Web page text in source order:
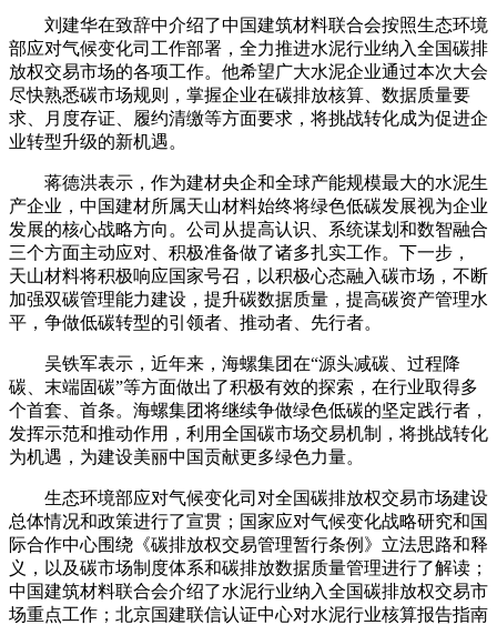
刘建华在致辞中介绍了中国建筑材料联合会按照生态环境
部应对气候变化司工作部署，全力推进水泥行业纳入全国碳排
放权交易市场的各项工作。他希望广大水泥企业通过本次大会
尽快熟悉碳市场规则，掌握企业在碳排放核算、数据质量要
求、月度存证、履约清缴等方面要求，将挑战转化成为促进企
业转型升级的新机遇。
蒋德洪表示，作为建材央企和全球产能规模最大的水泥生
产企业，中国建材所属天山材料始终将绿色低碳发展视为企业
发展的核心战略方向。公司从提高认识、系统谋划和数智融合
三个方面主动应对、积极准备做了诸多扎实工作。下一步，
天山材料将积极响应国家号召，以积极心态融入碳市场，不断
加强双碳管理能力建设，提升碳数据质量，提高碳资产管理水
平，争做低碳转型的引领者、推动者、先行者。
吴铁军表示，近年来，海螺集团在“源头减碳、过程降
碳、末端固碳”等方面做出了积极有效的探索，在行业取得多
个首套、首条。海螺集团将继续争做绿色低碳的坚定践行者，
发挥示范和推动作用，利用全国碳市场交易机制，将挑战转化
为机遇，为建设美丽中国贡献更多绿色力量。
生态环境部应对气候变化司对全国碳排放权交易市场建设
总体情况和政策进行了宣贯；国家应对气候变化战略研究和国
际合作中心围绕《碳排放权交易管理暂行条例》立法思路和释
义，以及碳市场制度体系和碳排放数据质量管理进行了解读；
中国建筑材料联合会介绍了水泥行业纳入全国碳排放权交易市
场重点工作；北京国建联信认证中心对水泥行业核算报告指南